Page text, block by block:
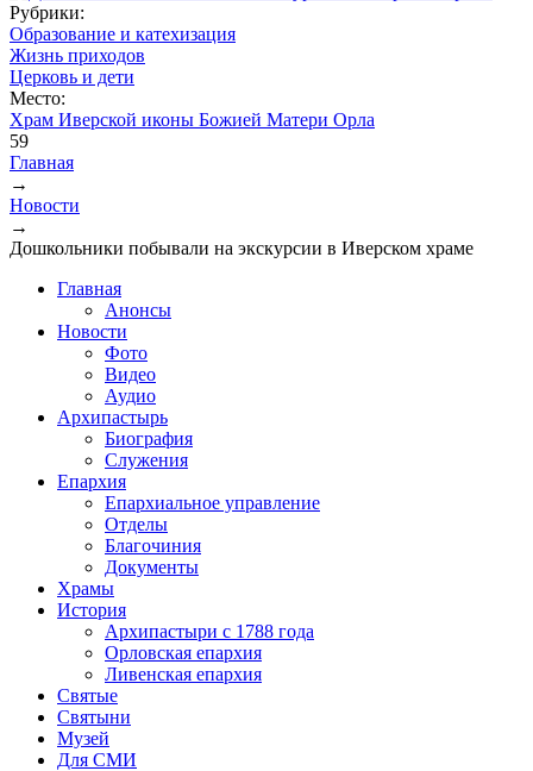
Рубрики:
Образование и катехизация
Жизнь приходов
Церковь и дети
Место:
Храм Иверской иконы Божией Матери Орла
59
Вы здесь
Главная
→
Новости
→
Дошкольники побывали на экскурсии в Иверском храме
Главная
Анонсы
Новости
Фото
Видео
Аудио
Архипастырь
Биография
Служения
Епархия
Епархиальное управление
Отделы
Благочиния
Документы
Храмы
История
Архипастыри с 1788 года
Орловская епархия
Ливенская епархия
Святые
Святыни
Музей
Для СМИ